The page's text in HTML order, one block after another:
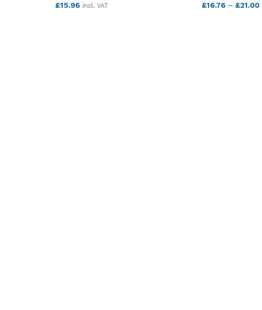
£15.96 incl. VAT £16.76– £21.00